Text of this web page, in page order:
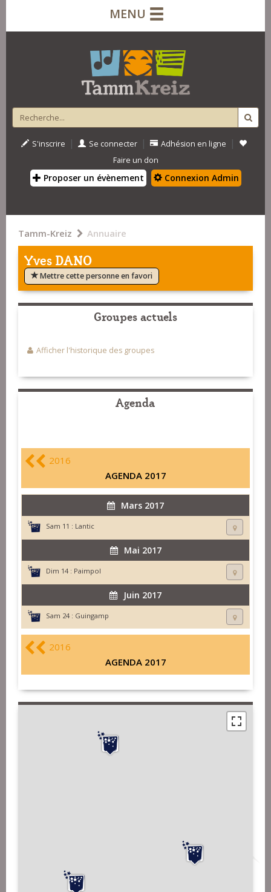
MENU
S'inscrire | Se connecter | Adhésion en ligne |
Faire un don
Proposer un évènement Connexion Admin
Tamm-Kreiz Annuaire
Yves DANO
Mettre cette personne en favori
Groupes actuels
Afficher l'historique des groupes
Agenda
2016
AGENDA 2017
Mars 2017
Sam 11 : Lantic
Mai 2017
Dim 14 : Paimpol
Juin 2017
Sam 24 : Guingamp
2016
AGENDA 2017